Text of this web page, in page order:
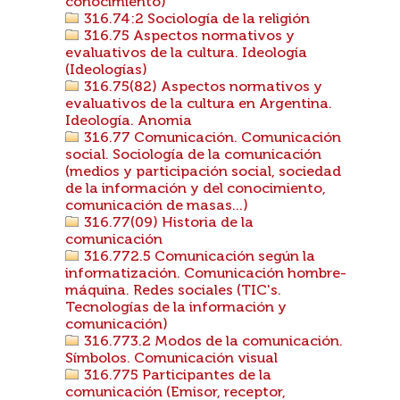
316.74:2 Sociología de la religión
316.75 Aspectos normativos y
evaluativos de la cultura. Ideología
(Ideologías)
316.75(82) Aspectos normativos y
evaluativos de la cultura en Argentina.
Ideología. Anomia
316.77 Comunicación. Comunicación
social. Sociología de la comunicación
(medios y participación social, sociedad
de la información y del conocimiento,
comunicación de masas...)
316.77(09) Historia de la
comunicación
316.772.5 Comunicación según la
informatización. Comunicación hombre-
máquina. Redes sociales (TIC's.
Tecnologías de la información y
comunicación)
316.773.2 Modos de la comunicación.
Símbolos. Comunicación visual
316.775 Participantes de la
comunicación (Emisor, receptor,